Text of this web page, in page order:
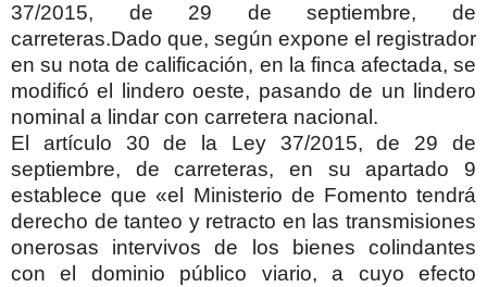
37/2015, de 29 de septiembre, de
carreteras.Dado que, según expone el registrador
en su nota de calificación, en la finca afectada, se
modificó el lindero oeste, pasando de un lindero
nominal a lindar con carretera nacional.
El artículo 30 de la Ley 37/2015, de 29 de
septiembre, de carreteras, en su apartado 9
establece que «el Ministerio de Fomento tendrá
derecho de tanteo y retracto en las transmisiones
onerosas intervivos de los bienes colindantes
con el dominio público viario, a cuyo efecto